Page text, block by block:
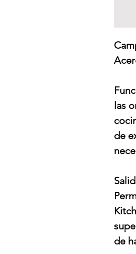
las
de
de